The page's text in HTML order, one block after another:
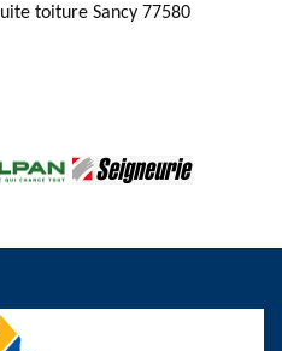
toiture Sancy 77580